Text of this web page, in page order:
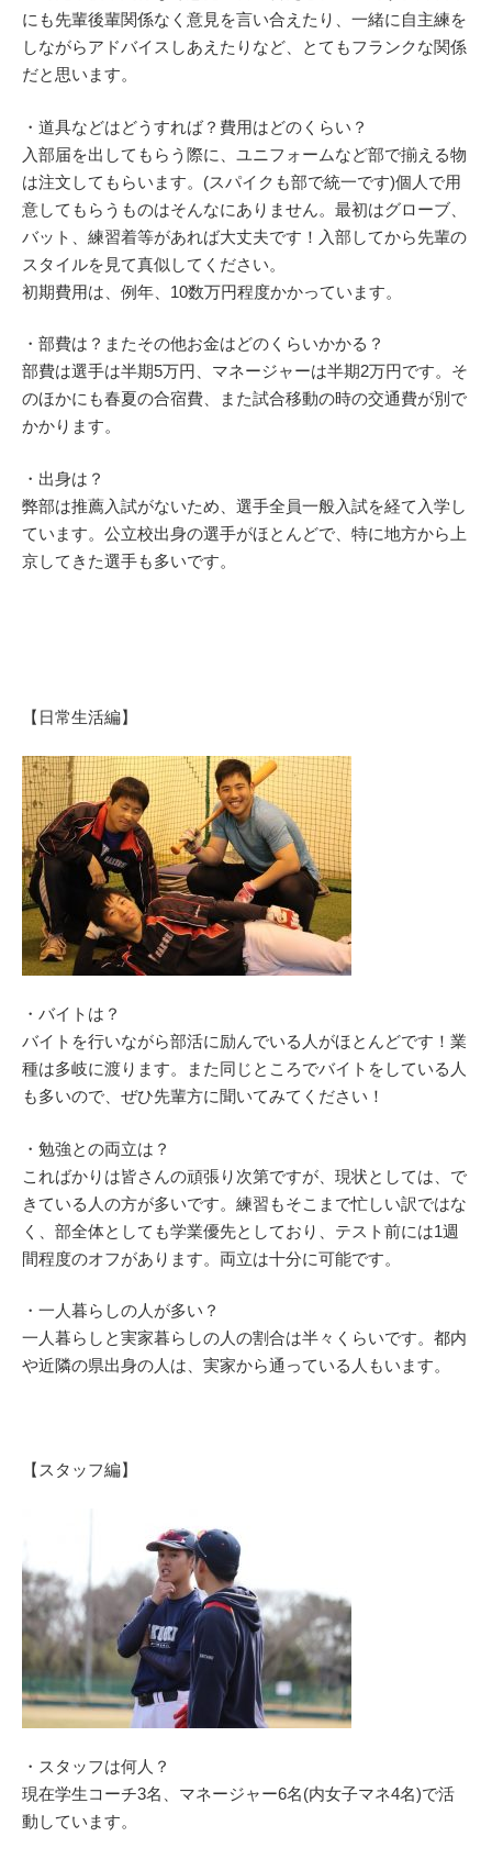
にも先輩後輩関係なく意見を言い合えたり、一緒に自主練を
しながらアドバイスしあえたりなど、とてもフランクな関係
だと思います。
・道具などはどうすれば？費用はどのくらい？
入部届を出してもらう際に、ユニフォームなど部で揃える物
は注文してもらいます。(スパイクも部で統一です)個人で用
意してもらうものはそんなにありません。最初はグローブ、
バット、練習着等があれば大丈夫です！入部してから先輩の
スタイルを見て真似してください。
初期費用は、例年、10数万円程度かかっています。
・部費は？またその他お金はどのくらいかかる？
部費は選手は半期5万円、マネージャーは半期2万円です。そ
のほかにも春夏の合宿費、また試合移動の時の交通費が別で
かかります。
・出身は？
弊部は推薦入試がないため、選手全員一般入試を経て入学し
ています。公立校出身の選手がほとんどで、特に地方から上
京してきた選手も多いです。
【日常生活編】
・バイトは？
バイトを行いながら部活に励んでいる人がほとんどです！業
種は多岐に渡ります。また同じところでバイトをしている人
も多いので、ぜひ先輩方に聞いてみてください！
・勉強との両立は？
こればかりは皆さんの頑張り次第ですが、現状としては、で
きている人の方が多いです。練習もそこまで忙しい訳ではな
く、部全体としても学業優先としており、テスト前には1週
間程度のオフがあります。両立は十分に可能です。
・一人暮らしの人が多い？
一人暮らしと実家暮らしの人の割合は半々くらいです。都内
や近隣の県出身の人は、実家から通っている人もいます。
【スタッフ編】
・スタッフは何人？
現在学生コーチ3名、マネージャー6名(内女子マネ4名)で活
動しています。